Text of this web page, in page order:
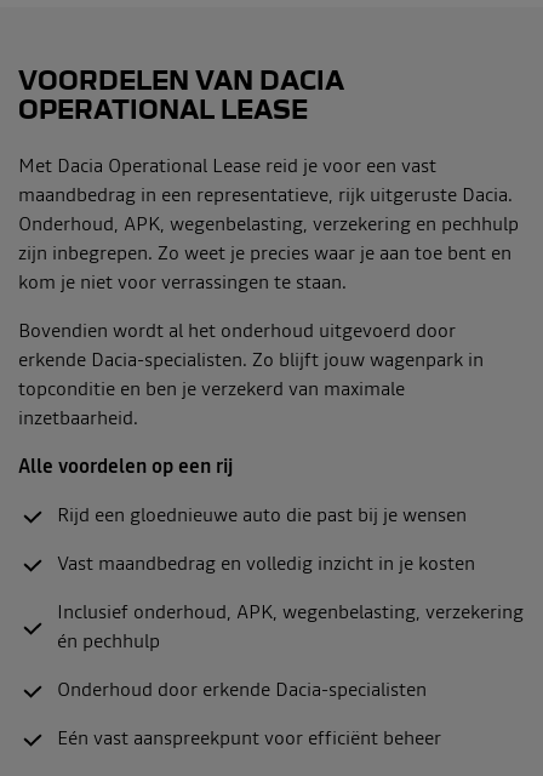
VOORDELEN VAN DACIA
OPERATIONAL LEASE
Met Dacia Operational Lease reid je voor een vast
maandbedrag in een representatieve, rijk uitgeruste Dacia.
Onderhoud, APK, wegenbelasting, verzekering en pechhulp
zijn inbegrepen. Zo weet je precies waar je aan toe bent en
kom je niet voor verrassingen te staan.
Bovendien wordt al het onderhoud uitgevoerd door
erkende Dacia-specialisten. Zo blijft jouw wagenpark in
topconditie en ben je verzekerd van maximale
inzetbaarheid.
Alle voordelen op een rij
Rijd een gloednieuwe auto die past bij je wensen
Vast maandbedrag en volledig inzicht in je kosten
Inclusief onderhoud, APK, wegenbelasting, verzekering
én pechhulp
Onderhoud door erkende Dacia-specialisten
Eén vast aanspreekpunt voor efficiënt beheer